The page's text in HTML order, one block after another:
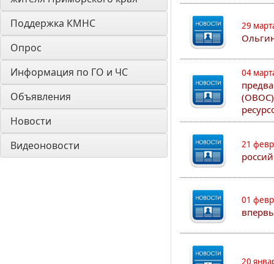
Поддержка КМНС
Опрос
Информация по ГО и ЧС
Объявления
Новости
Видеоновости
29
04
21
01
20